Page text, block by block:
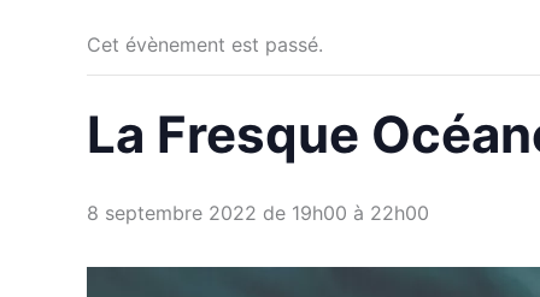
Cet évènement est passé.
La Fresque
8 septembre 2022 de 19h00 à 22h00